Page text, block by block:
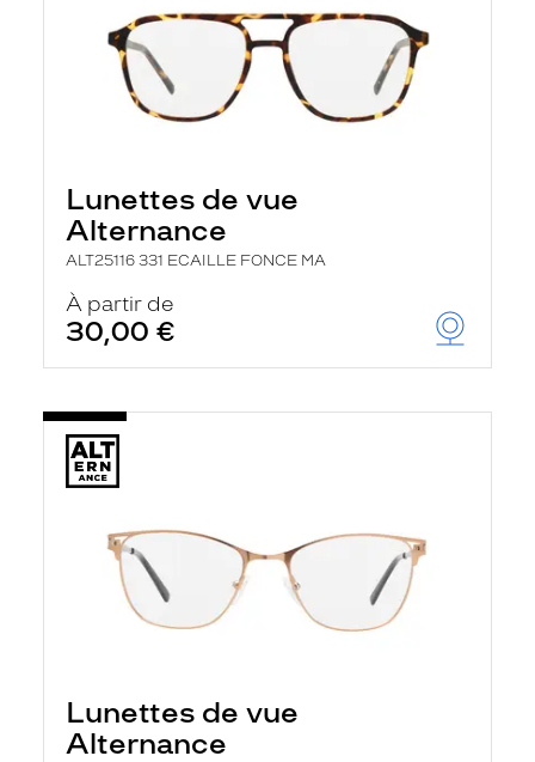
Lunettes de vue
Alternance
ALT25116 331 ECAILLE FONCE MA
À partir de
30,00 €
Lunettes de vue
Alternance